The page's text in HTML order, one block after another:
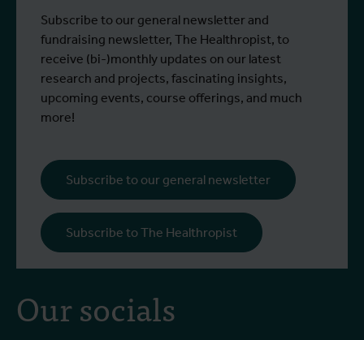
Our socials
Subscribe to our general newsletter and
fundraising newsletter, The Healthropist, to
receive (bi-)monthly updates on our latest
research and projects, fascinating insights,
upcoming events, course offerings, and much
more!
Subscribe to our general newsletter
Subscribe to The Healthropist